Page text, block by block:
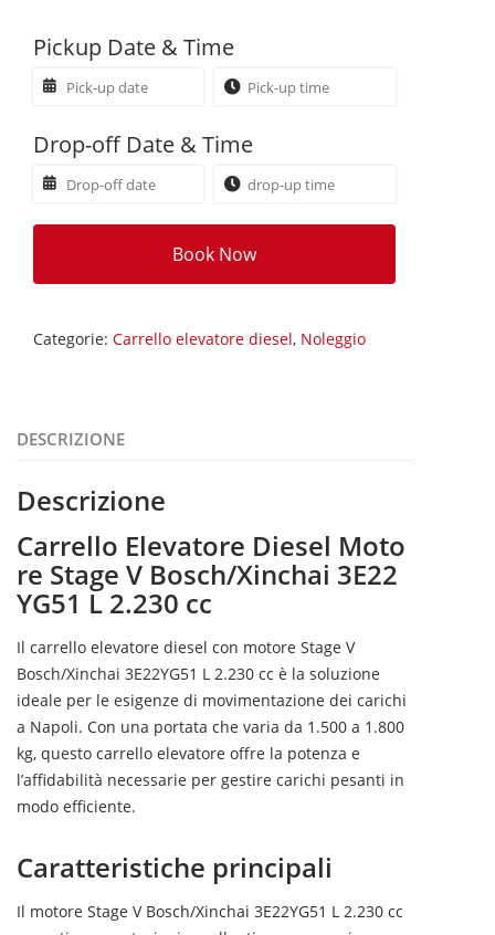
Pickup Date & Time
Drop-off Date & Time
Book Now
Categorie: Carrello elevatore diesel, Noleggio
DESCRIZIONE
Descrizione
Carrello Elevatore Diesel Moto
re Stage V Bosch/Xinchai 3E22
YG51 L 2.230 cc
Il carrello elevatore diesel con motore Stage V
Bosch/Xinchai 3E22YG51 L 2.230 cc è la soluzione
ideale per le esigenze di movimentazione dei carichi
a Napoli. Con una portata che varia da 1.500 a 1.800
kg, questo carrello elevatore offre la potenza e
l’affidabilità necessarie per gestire carichi pesanti in
modo efficiente.
Caratteristiche principali
Il motore Stage V Bosch/Xinchai 3E22YG51 L 2.230 cc